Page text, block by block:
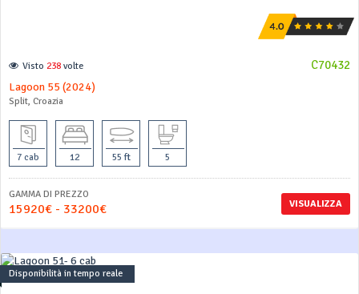
C70432
Visto 238 volte
Lagoon 55 (2024)
Split, Croazia
7 cab 12 55 ft 5
VISUALIZZA
GAMMA DI PREZZO
15920€ - 33200€
Disponibilità in tempo reale